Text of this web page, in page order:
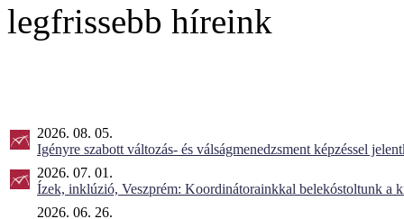
legfrissebb híreink
2026. 08. 05.
Igényre szabott változás- és válságmenedzsment képzéssel
2026. 07. 01.
Ízek, inklúzió, Veszprém: Koordinátorainkkal belekóstoltunk a
2026. 06. 26.